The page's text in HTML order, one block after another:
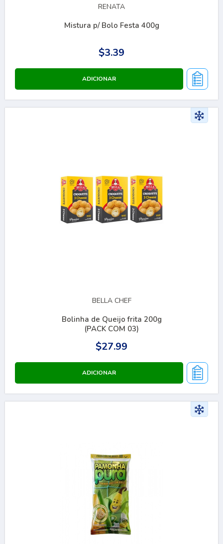
RENATA
Mistura p/ Bolo Festa 400g
$3.39
BELLA CHEF
Bolinha de Queijo frita 200g
(PACK COM 03)
$27.99